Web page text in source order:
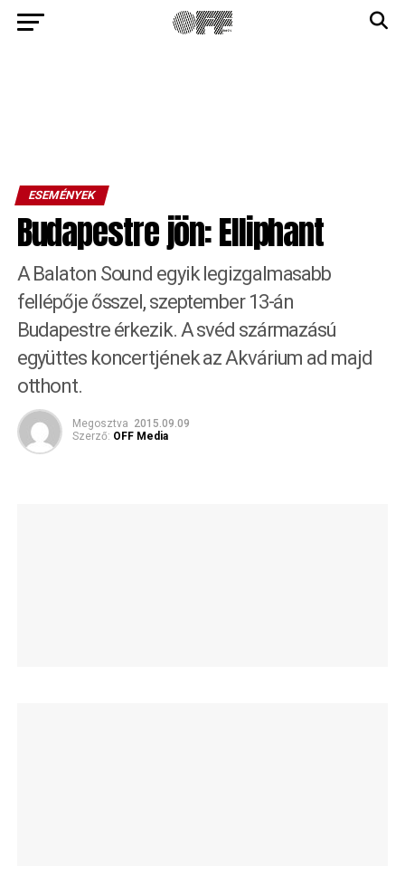
ESEMÉNYEK
Budapestre jön: Elliphant
A Balaton Sound egyik legizgalmasabb
fellépője ősszel, szeptember 13-án
Budapestre érkezik. A svéd származású
együttes koncertjének az Akvárium ad majd
otthont.
Megosztva 2015.09.09
Szerző: OFF Media